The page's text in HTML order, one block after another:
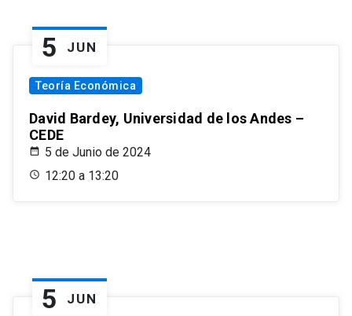
5 JUN
Teoría Económica
David Bardey, Universidad de los Andes –
CEDE
5 de Junio de 2024
12:20 a 13:20
5 JUN